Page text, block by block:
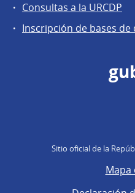
Consultas a la URCDP
Inscripción de bases
Sitio oficial de la
Mapa